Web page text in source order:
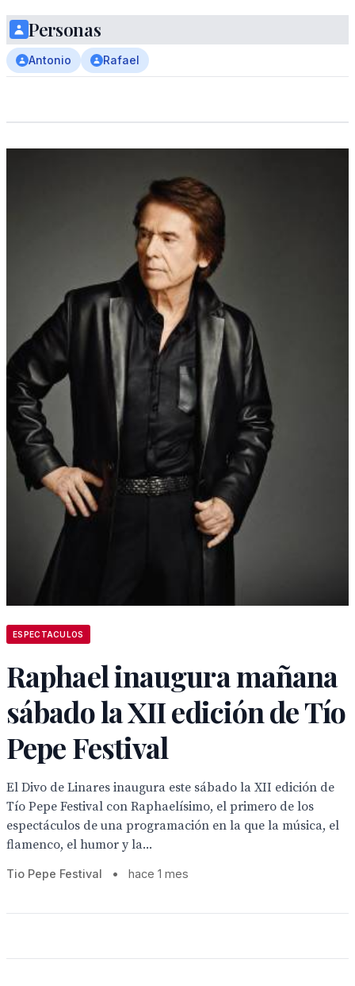
Personas
Antonio Rafael
ESPECTACULOS
Raphael inaugura mañana
sábado la XII edición de Tío
Pepe Festival
El Divo de Linares inaugura este sábado la XII edición de
Tío Pepe Festival con Raphaelísimo, el primero de los
espectáculos de una programación en la que la música, el
flamenco, el humor y la...
Tio Pepe Festival • hace 1 mes